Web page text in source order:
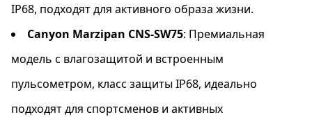
IP68, подходят для активного образа жизни.
Canyon Marzipan CNS-SW75: Премиальная
модель с влагозащитой и встроенным
пульсометром, класс защиты IP68, идеально
подходят для спортсменов и активных